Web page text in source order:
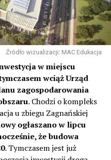
Źródło wizualizacji: MAC Edukacja
w miejscu
wciąż Urząd
zagospodarowania
. Chodzi o kompleks
u zbiegu Zagnańskiej
ogłaszano w lipcu
że budowa
. Tymczasem jest już